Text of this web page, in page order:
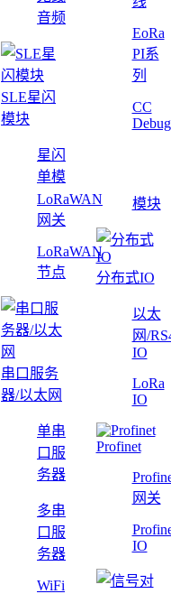
音频
SLE星闪
模块
星闪
单模
EoRa
PI系
列
CC
LoRaWAN
网关
LoRaWAN
节点
串口服务
器/以太网
单串
口服
务器
多串
口服
务器
WiFi
模块
分布式IO
以太
网/
IO
LoRa
IO
Profinet
网关
IO